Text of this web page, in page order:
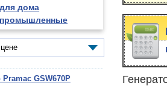
для дома
промышленные
Pramac GSW670P